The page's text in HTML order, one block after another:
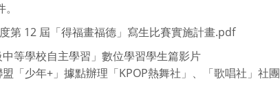
第 12 屆「得福畫福德」寫生比賽實施計畫.pdf
中等學校自主學習」數位學習學生篇影片
盟「少年+」據點辦理「KPOP熱舞社」、「歌唱社」社團